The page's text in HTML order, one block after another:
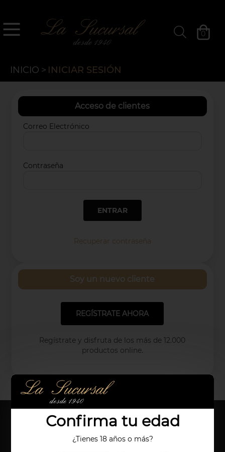
Confirma tu edad
¿Tienes 18 años o más?
Filtros » 0
INICIO > INICIAR SESIÓN
Acceso de clientes
Correo Electrónico
Contraseña
ENTRAR
Recuperar contraseña
Soy un nuevo cliente
REGÍSTRATE AHORA
Regístrate y disfruta de los más de 12.000
productos online.